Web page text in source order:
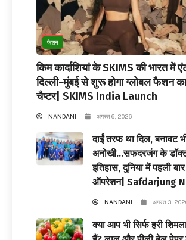
फैशन
किम कार्दाशियां के SKIMS की भारत में
दिल्ली-मुंबई से शुरू होगा ग्लोबल फैशन
चैप्टर| SKIMS India Launch
NANDANI अगस्त 6, 2026
दाईं तरफ था दिल, बनावट
अनोखी…सफदरजंग के
इतिहास, दुनिया में पहली
ऑपरेशन| Safdarjung
NANDANI अगस्त 3,
क्या आप भी सिर्फ हरी